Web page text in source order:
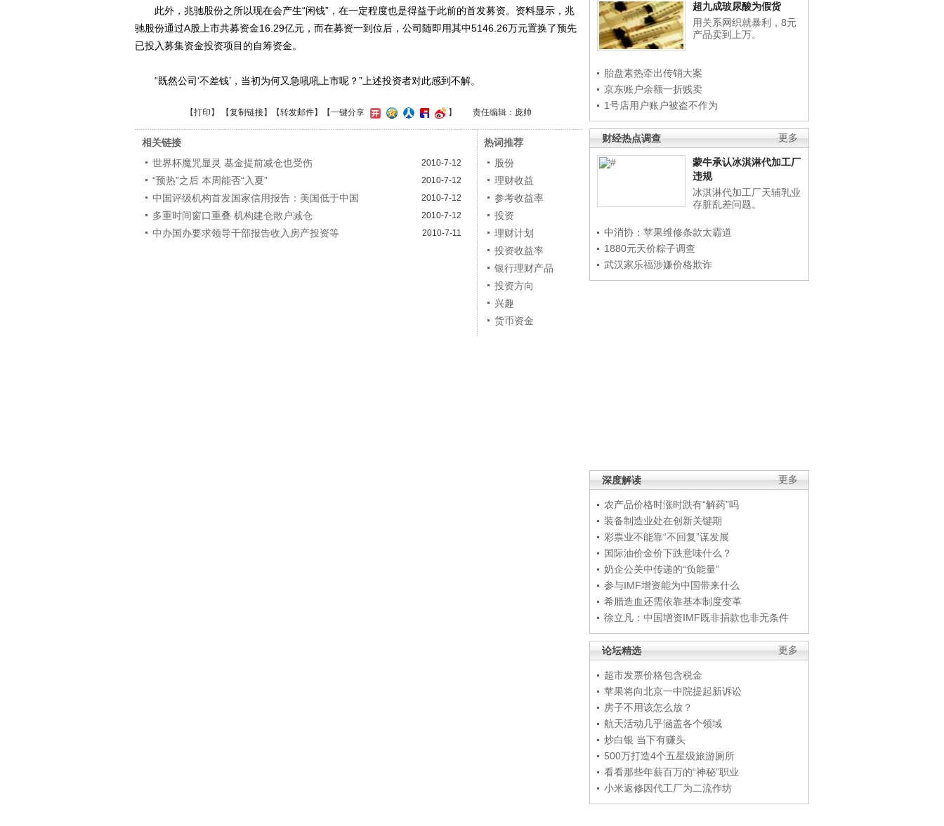
超九成玻尿酸为假货
用关系网织就暴利，8元
产品卖到上万。
胎盘素热牵出传销大案
京东账户余额一折贱卖
1号店用户账户被盗不作为
更多
财经热点调查
蒙牛承认冰淇淋代加工厂
违规
冰淇淋代加工厂天辅乳业
存脏乱差问题。
中消协：苹果维修条款太霸道
1880元天价粽子调查
武汉家乐福涉嫌价格欺诈
更多
深度解读
农产品价格时涨时跌有“解药”吗
装备制造业处在创新关键期
彩票业不能靠“不回复”谋发展
国际油价金价下跌意味什么？
奶企公关中传递的“负能量”
参与IMF增资能为中国带来什么
希腊造血还需依靠基本制度变革
徐立凡：中国增资IMF既非捐款也非无条件
更多
论坛精选
超市发票价格包含税金
苹果将向北京一中院提起新诉讼
房子不用该怎么放？
航天活动几乎涵盖各个领域
炒白银 当下有赚头
500万打造4个五星级旅游厕所
看看那些年薪百万的“神秘”职业
小米返修因代工厂为二流作坊
此外，兆驰股份之所以现在会产生“闲钱”，在一定程度也是得益于此前的首发募资。资料显示，兆
驰股份通过A股上市共募资金16.29亿元，而在募资一到位后，公司随即用其中5146.26万元置换了预先
已投入募集资金投资项目的自筹资金。
“既然公司‘不差钱’，当初为何又急吼吼上市呢？”上述投资者对此感到不解。
【打印 】 【复制链接】【转发邮件】 【一键分享 】 责任编辑：庞帅
相关链接
世界杯魔咒显灵 基金提前减仓也受伤
2010-7-12
“预热”之后 本周能否“入夏” 2010-7-12
中国评级机构首发国家信用报告：美国低于中国 2010-7-12
多重时间窗口重叠 机构建仓散户减仓 2010-7-12
中办国办要求领导干部报告收入房产投资等 2010-7-11
热词推荐
股份
理财收益
参考收益率
投资
理财计划
投资收益率
银行理财产品
投资方向
兴趣
货币资金